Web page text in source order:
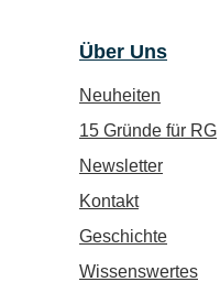
Über Uns
Neuheiten
15 Gründe für RG
Newsletter
Kontakt
Geschichte
Wissenswertes